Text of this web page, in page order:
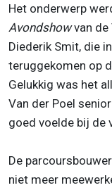
Het onderwerp
Avondshowvan de
Diederik Smit, die
teruggekomen op
Gelukkig was het
Van der Poel
goed voelde bij de
De
niet meer